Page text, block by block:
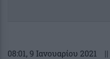
08:01, 9 Ιανουαρίου 2021 ||